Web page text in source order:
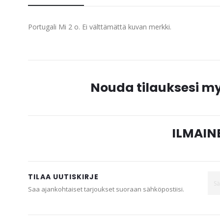
of
gallery
Portugali Mi 2 o. Ei välttämättä kuvan merkki.
Nouda tilauksesi
TILAA UUTISKIRJE
Saa ajankohtaiset tarjoukset suoraan sähköpostiisi.